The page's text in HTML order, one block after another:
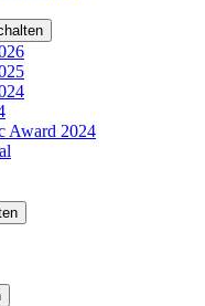
Award 2024